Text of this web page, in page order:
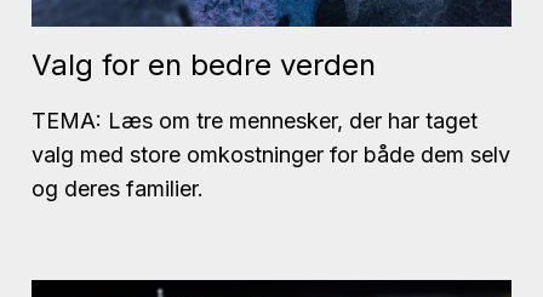
Valg for en bedre verden
TEMA: Læs om tre mennesker, der har taget
valg med store omkostninger for både dem selv
og deres familier.